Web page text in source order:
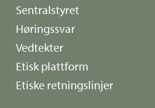
Sentralstyret
Høringssvar
Vedtekter
Etisk plattform
Etiske retningslinjer